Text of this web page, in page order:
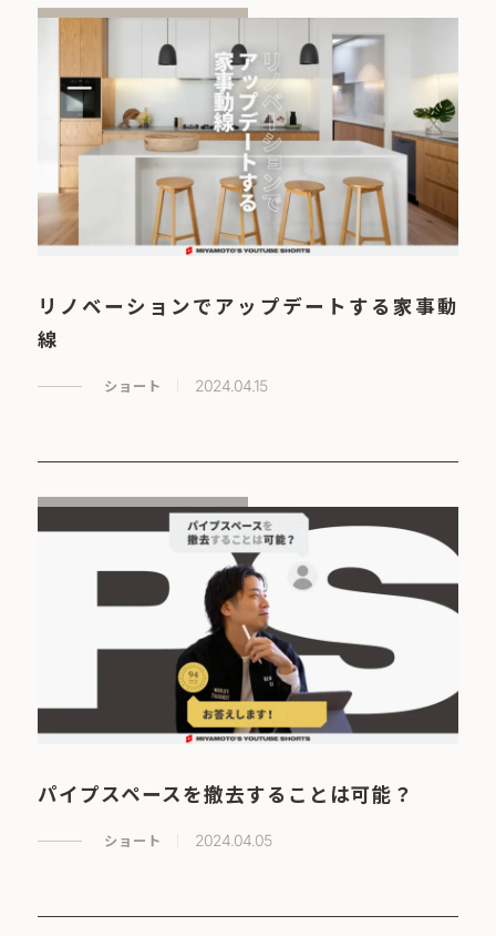
リノベーションでアップデートする家事動
線
ショート 2024.04.15
パイプスペースを撤去することは可能？
ショート 2024.04.05